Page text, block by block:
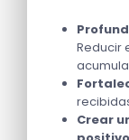
Reducir
Crear